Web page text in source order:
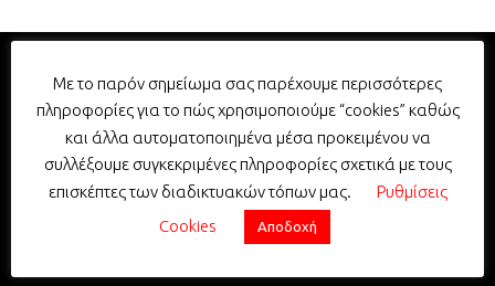
Σχολή Οδηγών Σταυρουλάκης -
Driving School Stavroulakis
5.0
Με βάση 352 κριτικές
ogle
Με το παρόν σημείωμα σας παρέχουμε περισσότερες
πληροφορίες για το πώς χρησιμοποιούμε “cookies” καθώς
και άλλα αυτοματοποιημένα μέσα προκειμένου να
συλλέξουμε συγκεκριμένες πληροφορίες σχετικά με τους
επισκέπτες των διαδικτυακών τόπων μας.
Ρυθμίσεις
Cookies
Αποδοχή